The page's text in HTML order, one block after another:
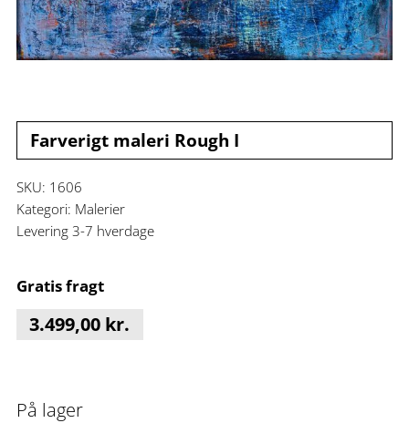
Farverigt maleri Rough I
SKU: 1606
Kategori: Malerier
Levering 3-7 hverdage
Gratis fragt
3.499,00 kr.
På lager